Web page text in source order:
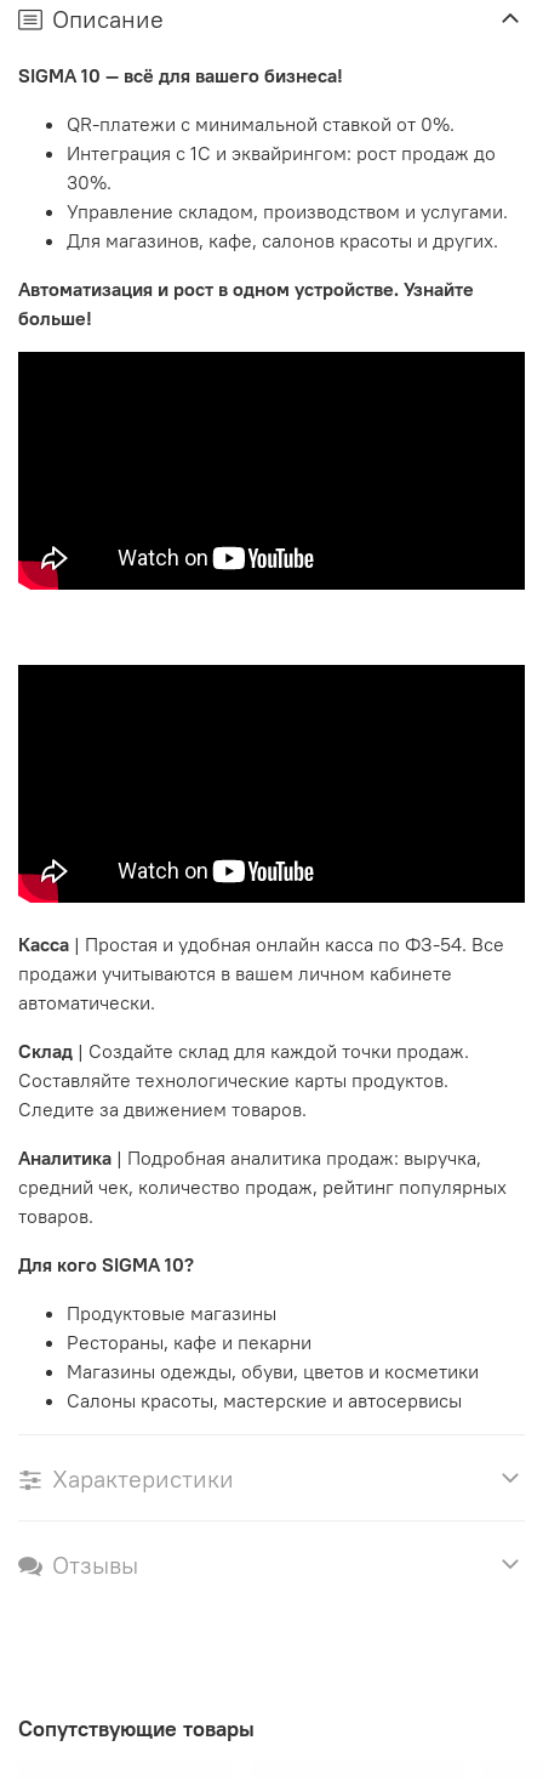
Касса| Простая и удобная онлайн касса по ФЗ-54. Все
продажи учитываются в вашем личном кабинете
Склад
| Создайте склад для каждой точки продаж.
Составляйте технологические карты продуктов.
Cледите за движением товаров.
Рестораны, кафе и пекарни
Описание
SIGMA 10 — всё для вашего бизнеса!
QR-платежи с минимальной ставкой от 0%.
Интеграция с 1С и эквайрингом: рост продаж до
30%.
Управление складом, производством и услугами.
Для магазинов, кафе, салонов красоты и других.
Автоматизация и рост в одном устройстве. Узнайте
больше!
Касса | Простая и удобная онлайн касса по ФЗ-54. Все
продажи учитываются в вашем личном кабинете
автоматически.
Склад | Создайте склад для каждой точки продаж.
Составляйте технологические карты продуктов.
Cледите за движением товаров.
Аналитика | Подробная аналитика продаж: выручка,
средний чек, количество продаж, рейтинг популярных
товаров.
Для кого SIGMA 10?
Продуктовые магазины
Рестораны, кафе и пекарни
Магазины одежды, обуви, цветов и косметики
Салоны красоты, мастерские и автосервисы
Характеристики
Отзывы
Сопутствующие товары